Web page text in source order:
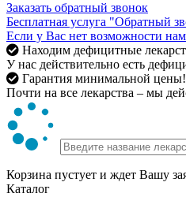
Заказать обратный звонок
Бесплатная услуга "Обратный
Если у Вас нет возможности
Находим дефицитные
У нас действительно есть
Гарантия минимальной цены!
Почти на все лекарства – мы
Корзина пустует и ждет Вашу
Каталог